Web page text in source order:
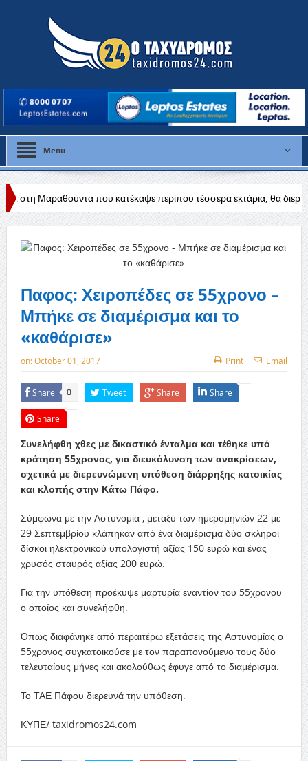
Menu
που κατέκαψε περίπου τέσσερα εκτάρια, θα διερευνηθούν τα αίτια
Παφος: Χειροπέδες σε 55χρονο –
Μπήκε σε διαμέρισμα και το
«καθάρισε»
on:October 01, 2017 Print Email
Share 0 Tweet Share Share
Share
Συνελήφθη χθες με δικαστικό ένταλμα και τέθηκε υπό
κράτηση 55χρονος, για διευκόλυνση των ανακρίσεων,
σχετικά με διερευνώμενη υπόθεση διάρρηξης κατοικίας
και κλοπής στην Κάτω Πάφο.
Σύμφωνα με την Αστυνομία , μεταξύ των ημερομηνιών 22 με
29 Σεπτεμβρίου κλάπηκαν από ένα διαμέρισμα δύο σκληροί
δίσκοι ηλεκτρονικού υπολογιστή αξίας 150 ευρώ και ένας
χρυσός σταυρός αξίας 200 ευρώ.
Για την υπόθεση προέκυψε μαρτυρία εναντίον του 55χρονου
ο οποίος και συνελήφθη.
Όπως διαφάνηκε από περαιτέρω εξετάσεις της Αστυνομίας ο
55χρονος συγκατοικούσε με τον παραπονούμενο τους δύο
τελευταίους μήνες και ακολούθως έφυγε από το διαμέρισμα.
Το ΤΑΕ Πάφου διερευνά την υπόθεση.
ΚΥΠΕ/ taxidromos24.com